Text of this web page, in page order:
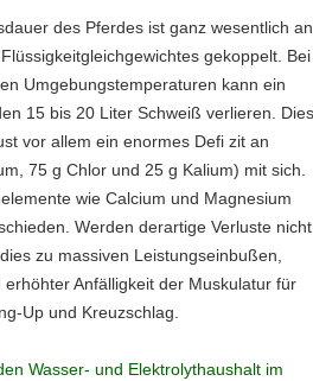
des Pferdes ist ganz wesentlich an
gekoppelt. Bei
Umgebungstemperaturen kann ein
15 bis 20 Liter Schweiß verlieren.
vor allem ein enormes Defi zit an
75 g Chlor und 25 g Kalium) mit sich.
wie Calcium und Magnesium
Werden derartige Verluste
zu massiven Leistungseinbußen,
Anfälligkeit der Muskulatur für
Up und Kreuzschlag.
Wasser- und Elektrolythaushalt im